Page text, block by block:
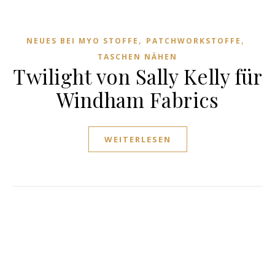
NEUES BEI MYO STOFFE , PATCHWORKSTOFFE ,
TASCHEN NÄHEN
Twilight von Sally Kelly für
Windham Fabrics
WEITERLESEN